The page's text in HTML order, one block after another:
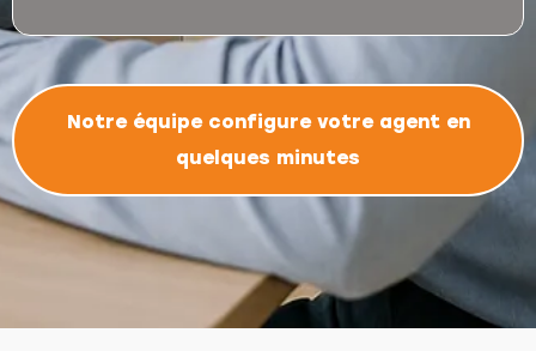
Notre équipe configure votre agent en
quelques minutes